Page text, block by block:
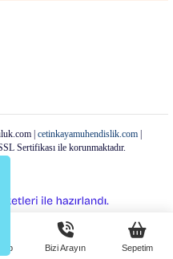
Bizi Arayın Sepetim
| cetinkayamuhendislik.com
Sertifikası ile korunmaktadır.
e-
paketleri